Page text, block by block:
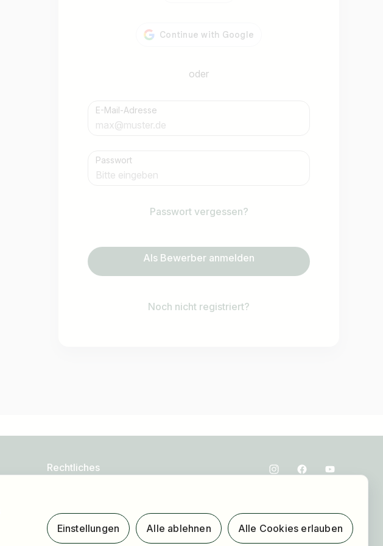
oder
E-Mail-Adresse
Passwort
Passwort vergessen?
Als Bewerber anmelden
Noch nicht registriert?
Rechtliches
Impressum
Barrierefreiheit
Einstellungen Alle ablehnen Alle Cookies erlauben
Jobs finden